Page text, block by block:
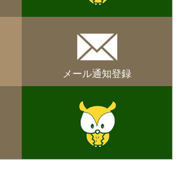
メール通知登録